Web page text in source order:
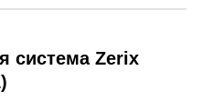
система Zerix